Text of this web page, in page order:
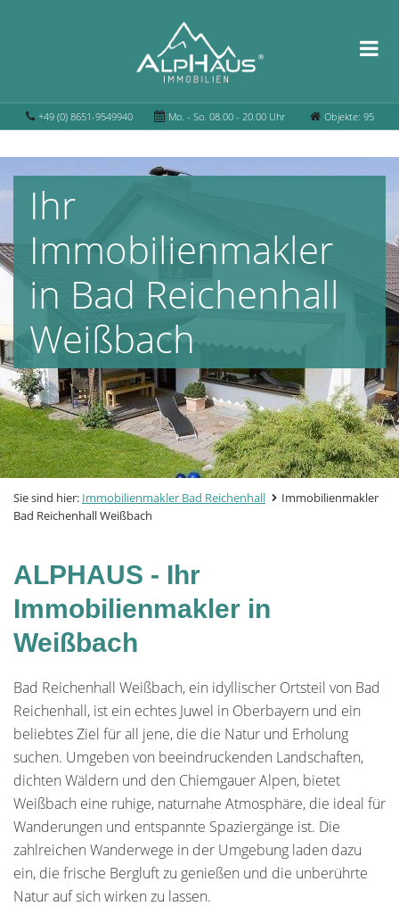
+49 (0) 8651-9549940 Mo. - So. 08.00 - 20.00 Uhr Objekte: 95
Ihr
Immobilienmakler
in Bad Reichenhall
Weißbach
Sie sind hier: Immobilienmakler Bad Reichenhall
Immobilienmakler
Bad Reichenhall Weißbach
ALPHAUS - Ihr
Immobilienmakler in
Weißbach
Bad Reichenhall Weißbach, ein idyllischer Ortsteil von Bad
Reichenhall, ist ein echtes Juwel in Oberbayern und ein
beliebtes Ziel für all jene, die die Natur und Erholung
suchen. Umgeben von beeindruckenden Landschaften,
dichten Wäldern und den Chiemgauer Alpen, bietet
Weißbach eine ruhige, naturnahe Atmosphäre, die ideal für
Wanderungen und entspannte Spaziergänge ist. Die
zahlreichen Wanderwege in der Umgebung laden dazu
ein, die frische Bergluft zu genießen und die unberührte
Natur auf sich wirken zu lassen.